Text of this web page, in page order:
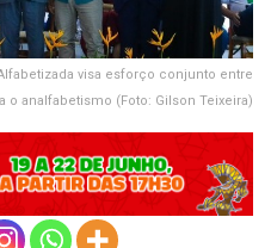
visa esforço conjunto entre
analfabetismo (Foto: Gilson Teixeira)